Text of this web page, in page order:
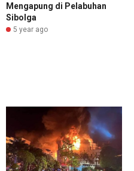
Mengapung di Pelabuhan
Sibolga
5 year ago